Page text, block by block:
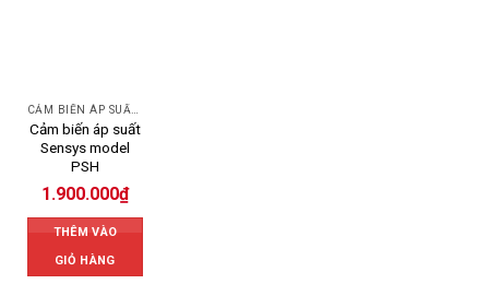
Cảm biến áp suất
Sensys model
PSH
1.900.000₫
THÊM VÀO
GIỎ HÀNG